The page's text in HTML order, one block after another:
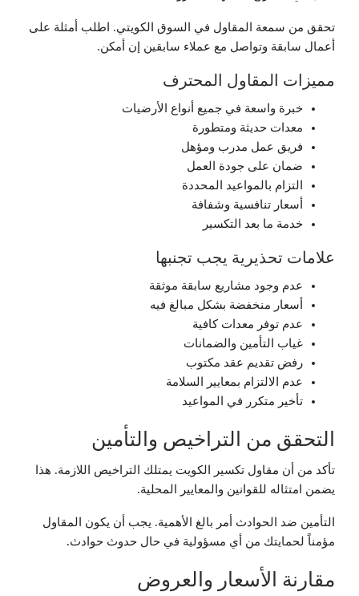
تحقق من سمعة المقاول في السوق الكويتي. اطلب أمثلة على
أعمال سابقة وتواصل مع عملاء سابقين إن أمكن.
مميزات المقاول المحترف
خبرة واسعة في جميع أنواع الأرضيات
معدات حديثة ومتطورة
فريق عمل مدرب ومؤهل
ضمان على جودة العمل
التزام بالمواعيد المحددة
أسعار تنافسية وشفافة
خدمة ما بعد التكسير
علامات تحذيرية يجب تجنبها
عدم وجود مشاريع سابقة موثقة
أسعار منخفضة بشكل مبالغ فيه
عدم توفر معدات كافية
غياب التأمين والضمانات
رفض تقديم عقد مكتوب
عدم الالتزام بمعايير السلامة
تأخير متكرر في المواعيد
التحقق من التراخيص والتأمين
تأكد من أن مقاول تكسير الكويت يمتلك التراخيص اللازمة. هذا
يضمن امتثاله للقوانين والمعايير المحلية.
التأمين ضد الحوادث أمر بالغ الأهمية. يجب أن يكون المقاول
مؤمناً لحمايتك من أي مسؤولية في حال حدوث حوادث.
مقارنة الأسعار والعروض